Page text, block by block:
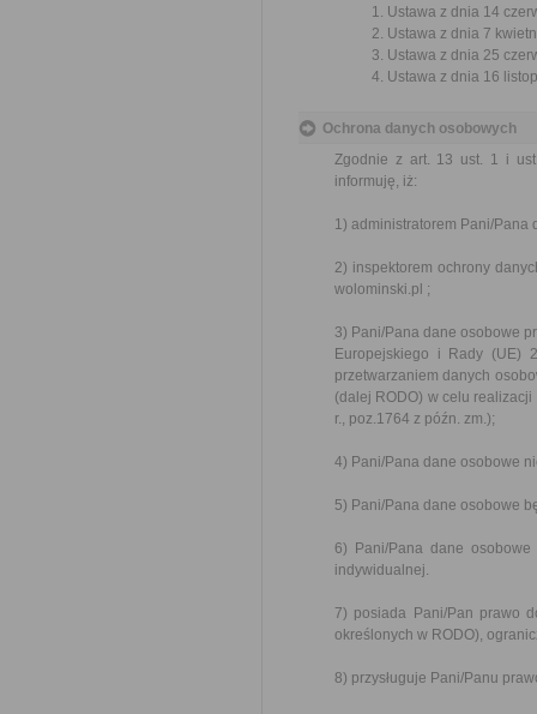
Ustawa z dnia 14
Ustawa z dnia 7
Ustawa z dnia 25
Ustawa z dnia 16
Ochrona danych osobowych
Zgodnie z art. 13 ust. 1 i
informuję, iż:
1) administratorem Pani/Pana
2) inspektorem ochrony
wolominski.pl ;
3) Pani/Pana dane osobowe
Europejskiego i Rady (UE)
przetwarzaniem danych
(dalej RODO) w celu
r., poz.1764 z późn. zm.);
4) Pani/Pana dane osobowe
5) Pani/Pana dane osobowe
6) Pani/Pana dane
indywidualnej.
7) posiada Pani/Pan prawo
określonych w RODO),
8) przysługuje Pani/Panu